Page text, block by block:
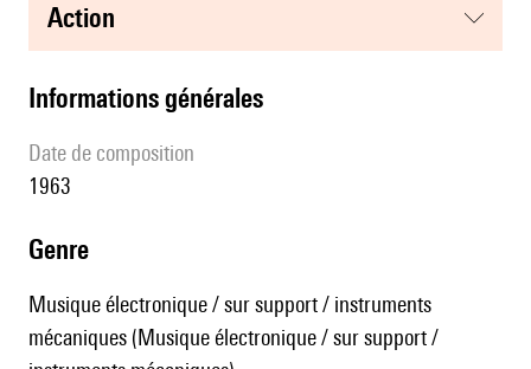
action
informations générales
date de composition
1963
genre
Musique électronique / sur support / instruments
mécaniques (Musique électronique / sur support /